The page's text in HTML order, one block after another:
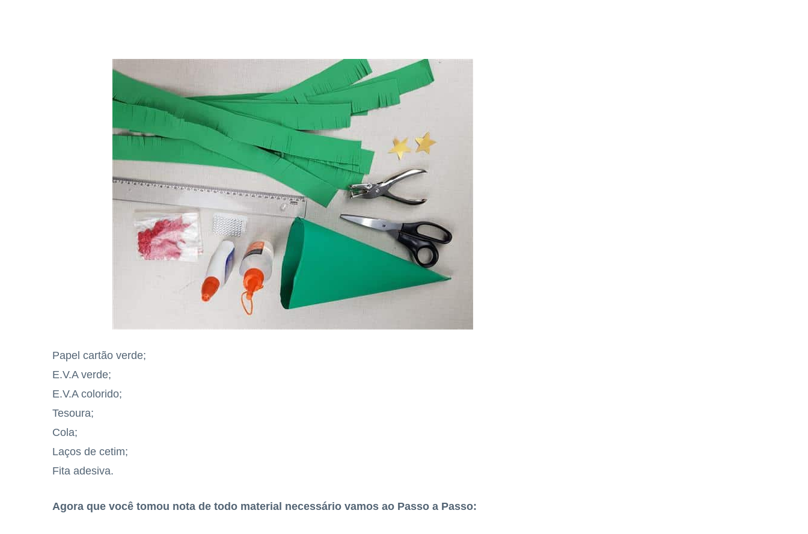
Papel cartão verde;
E.V.A verde;
E.V.A colorido;
Tesoura;
Cola;
Laços de cetim;
Fita adesiva.
Agora que você tomou nota de todo material necessário vamos ao Passo a Passo: